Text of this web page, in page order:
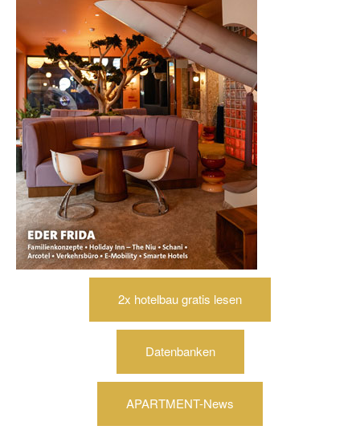
2x hotelbau gratis lesen
Datenbanken
APARTMENT-News